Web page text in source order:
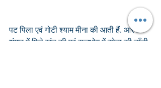
पट पिला एवं गोटी श्याम मीना की आती हैं. आरसी
शृंगार में पिले खंड की एवं राजभोग में सोना की डाँडी